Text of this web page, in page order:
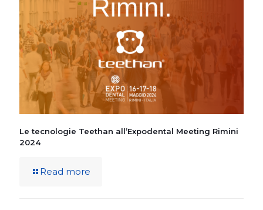
Le tecnologie Teethan all’Expodental Meeting Rimini
2024
Read more